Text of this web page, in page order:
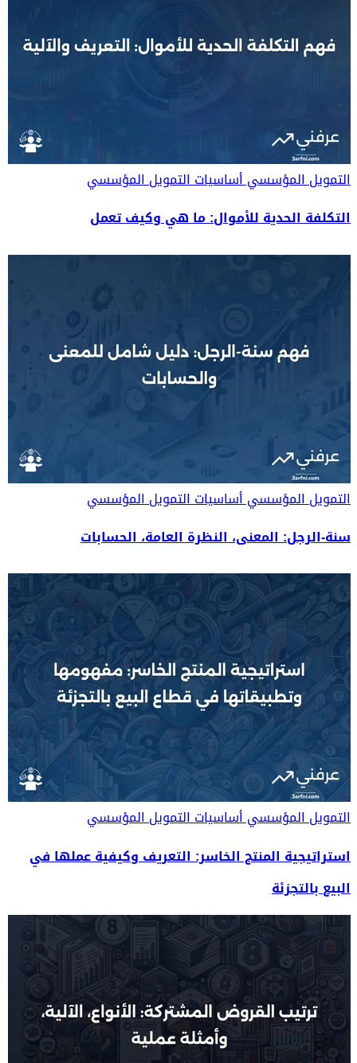
التمويل المؤسسيأساسيات التمويل المؤسسي
التكلفة الحدية للأموال: ما هي وكيف تعمل
التمويل المؤسسيأساسيات التمويل المؤسسي
سنة-الرجل: المعنى، النظرة العامة، الحسابات
التمويل المؤسسيأساسيات التمويل المؤسسي
استراتيجية المنتج الخاسر: التعريف وكيفية عملها في
البيع بالتجزئة